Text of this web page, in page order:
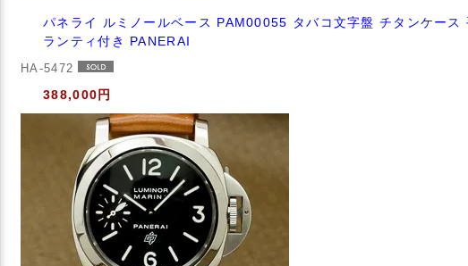
パネライ ルミノールベース PAM00055 タバコ文字盤 チタンケー
ランティ付き PANERAI
HA-5472
388,000円